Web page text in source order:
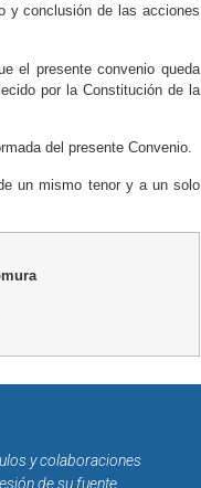
y conclusión de las acciones
el presente convenio queda
por la Constitución de la
del presente Convenio.
un mismo tenor y a un solo
y colaboraciones
de su fuente.